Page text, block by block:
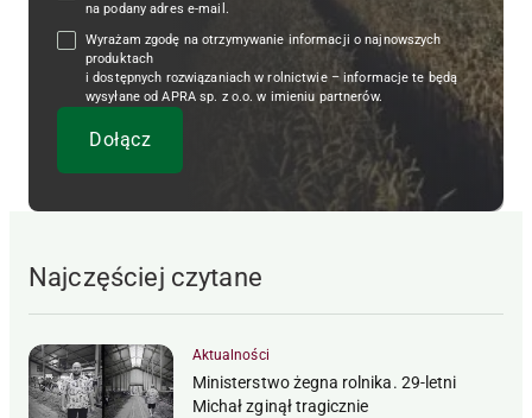
na podany adres e-mail.
Wyrażam zgodę na otrzymywanie informacji o najnowszych
produktach
i dostępnych rozwiązaniach w rolnictwie – informacje te będą
wysyłane od APRA sp. z o.o. w imieniu partnerów.
Najczęściej czytane
Aktualności
Ministerstwo żegna rolnika. 29-letni
Michał zginął tragicznie